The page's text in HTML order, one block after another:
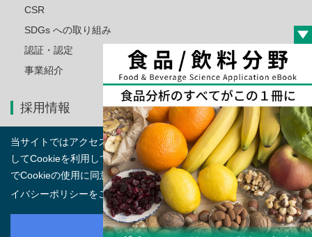
当サイトではアクセス傾向の分析や利便性向上を目的と
してCookieを利用しています。本サイトを利用すること
でCookieの使用に同意するものとします。詳しくはプラ
イバシーポリシーをご覧ください。
詳しくはこちら
承知しました
CSR
SDGs への取り組み
認証・認定
事業紹介
採用情報
お問い合わせ
サイトマップ
ご利用上の注意とプライバシーポリシー